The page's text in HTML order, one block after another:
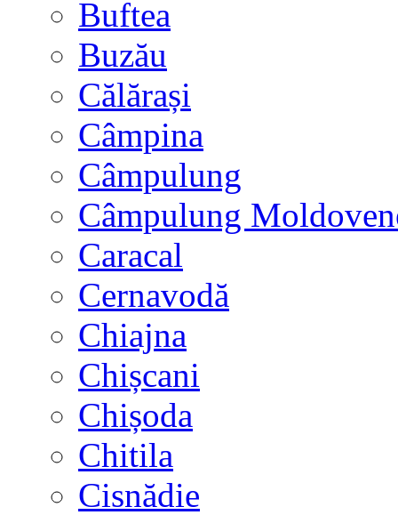
Buftea
Buzău
Călărași
Câmpina
Câmpulung
Câmpulung
Caracal
Cernavodă
Chiajna
Chișcani
Chișoda
Chitila
Cisnădie